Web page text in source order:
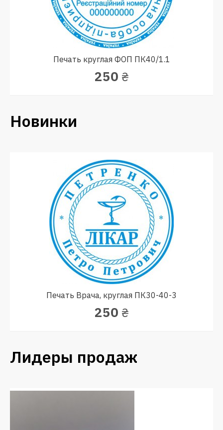
Печать круглая ФОП ПК40/1.1
250 ₴
Новинки
Печать Врача, круглая ПК30-40-3
250 ₴
Лидеры продаж